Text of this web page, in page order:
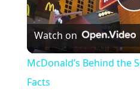
Watch on
McDonald’s Behind the
Facts